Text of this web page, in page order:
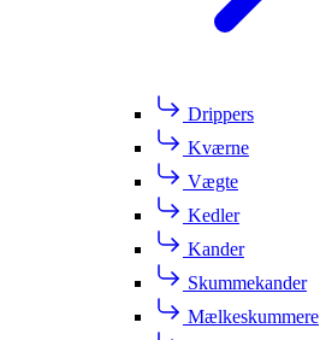
Drippers
Kværne
Vægte
Kedler
Kander
Skummekander
Mælkeskummere